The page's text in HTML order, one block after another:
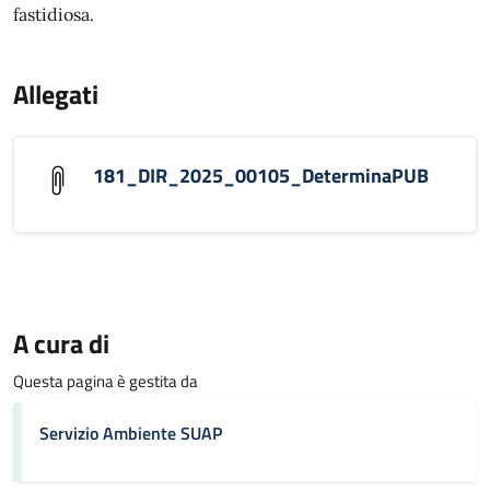
fastidiosa.
Allegati
181_DIR_2025_00105_DeterminaPUB
A cura di
Questa pagina è gestita da
Servizio Ambiente SUAP